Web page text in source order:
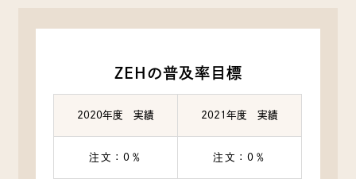
ZEHの普及率目標
2020年度 実績 2021年度 実績
注文：0％ 注文：0％